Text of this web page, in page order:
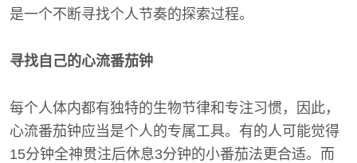
是一个不断寻找个人节奏的探索过程。
寻找自己的心流番茄钟
每个人体内都有独特的生物节律和专注习惯，因此，
心流番茄钟应当是个人的专属工具。有的人可能觉得
15分钟全神贯注后休息3分钟的小番茄法更合适。而